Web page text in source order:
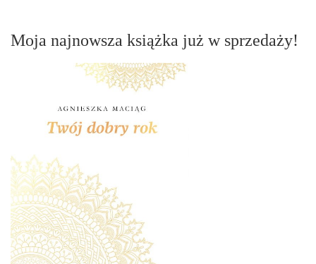
Moja najnowsza książka już w sprzedaży!